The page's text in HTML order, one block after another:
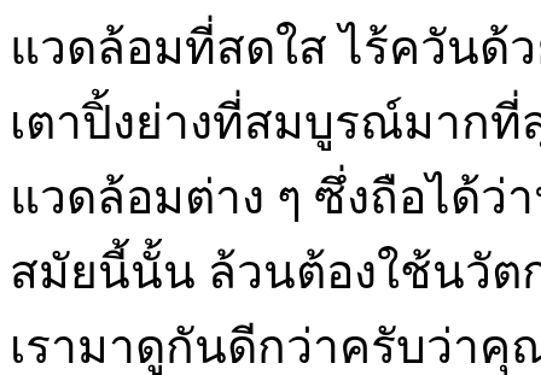
แวดล้อมที่สดใส ไร้ควันด้ว
เตาปิ้งย่างที่สมบูรณ์มากที่
แวดล้อมต่าง ๆ ซึ่งถือได้ว่
สมัยนี้นั้น ล้วนต้องใช้นวั
เรามาดูกันดีกว่าครับว่าคุ